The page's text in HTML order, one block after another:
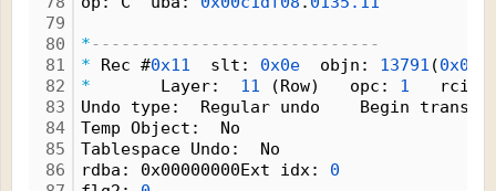
79
80
81
82
83
84
85
86
*-----------------------------
* Rec #0x11 slt: 0x0e objn: 13791 (
* Layer: 11 (Row)   opc: 1 rci
Undo type:  Regular undo    Begin
Temp Object:  No
Tablespace Undo:  No
rdba: 0x00000000Ext idx: 0